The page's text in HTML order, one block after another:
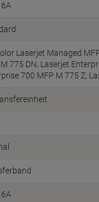
Laserjet Managed
775 DN, Laserjet
700 MFP M 775 Z,